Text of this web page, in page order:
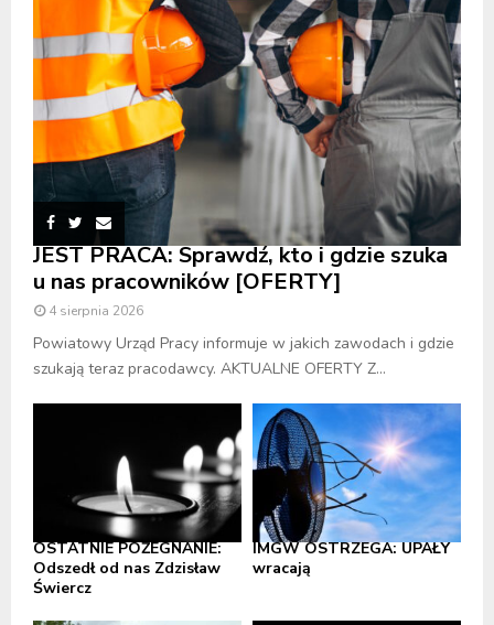
JEST PRACA: Sprawdź, kto i gdzie szuka
u nas pracowników [OFERTY]
4 sierpnia 2026
Powiatowy Urząd Pracy informuje w jakich zawodach i gdzie
szukają teraz pracodawcy. AKTUALNE OFERTY Z...
OSTATNIE POŻEGNANIE:
Odszedł od nas Zdzisław
Świercz
IMGW OSTRZEGA: UPAŁY
wracają